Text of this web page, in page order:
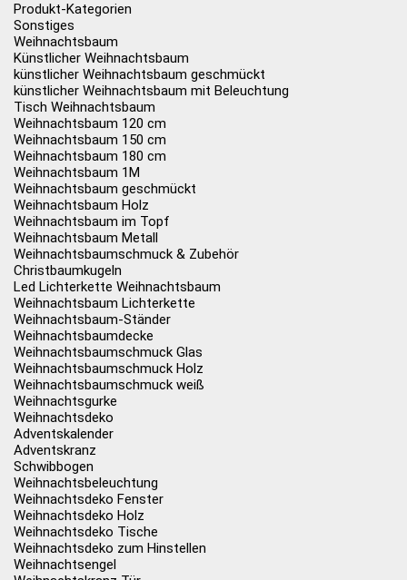
Produkt-Kategorien
Sonstiges
Weihnachtsbaum
Künstlicher Weihnachtsbaum
künstlicher Weihnachtsbaum geschmückt
künstlicher Weihnachtsbaum mit Beleuchtung
Tisch Weihnachtsbaum
Weihnachtsbaum 120 cm
Weihnachtsbaum 150 cm
Weihnachtsbaum 180 cm
Weihnachtsbaum 1M
Weihnachtsbaum geschmückt
Weihnachtsbaum Holz
Weihnachtsbaum im Topf
Weihnachtsbaum Metall
Weihnachtsbaumschmuck & Zubehör
Christbaumkugeln
Led Lichterkette Weihnachtsbaum
Weihnachtsbaum Lichterkette
Weihnachtsbaum-Ständer
Weihnachtsbaumdecke
Weihnachtsbaumschmuck Glas
Weihnachtsbaumschmuck Holz
Weihnachtsbaumschmuck weiß
Weihnachtsgurke
Weihnachtsdeko
Adventskalender
Adventskranz
Schwibbogen
Weihnachtsbeleuchtung
Weihnachtsdeko Fenster
Weihnachtsdeko Holz
Weihnachtsdeko Tische
Weihnachtsdeko zum Hinstellen
Weihnachtsengel